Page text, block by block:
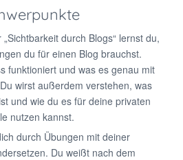
durch Blogs“ lernst du,
du für einen Blog brauchst.
funktioniert und was es genau mit
wirst außerdem verstehen, was
und wie du es für deine privaten
nutzen kannst.
durch Übungen mit deiner
Du weißt nach dem